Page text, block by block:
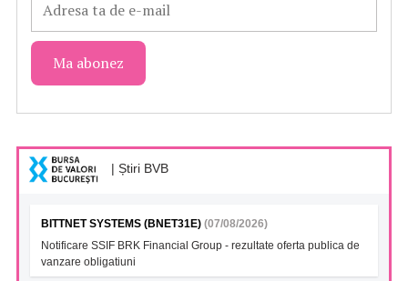
| Știri BVB
BITTNET SYSTEMS (BNET31E) (07/08/2026)
Notificare SSIF BRK Financial Group - rezultate oferta publica de
vanzare obligatiuni